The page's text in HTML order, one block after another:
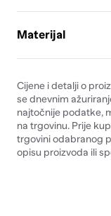
Materijal
Cijene i detalji o
se dnevnim
najtočnije podatke,
na trgovinu. Prije
trgovini odabranog
opisu proizvoda ili